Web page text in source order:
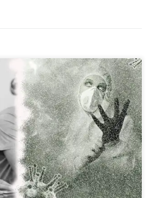
Dr.H.C., Hon. PhD в
Академического союза
член Американской
Американской
Всемирной федерации
действительного члена
наук – Украинский
академии наук,
наук, ассоциированного
корпуса со
издания